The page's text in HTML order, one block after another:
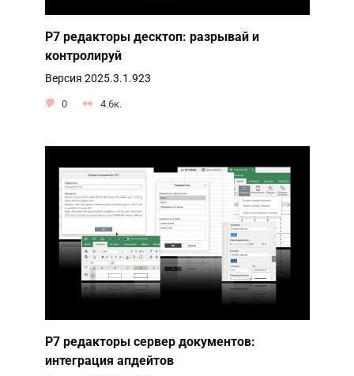
Р7 редакторы десктоп: разрывай и
контролируй
Версия 2025.3.1.923
0 4.6к.
Р7 редакторы сервер документов:
интеграция апдейтов